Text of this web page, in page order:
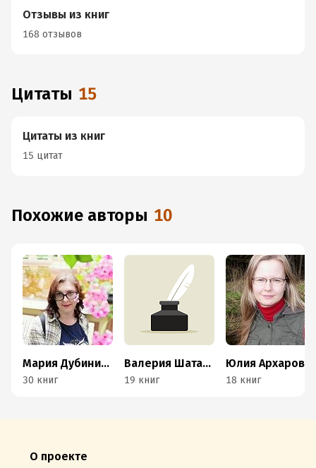
Отзывы из книг
168 отзывов
Цитаты 15
Цитаты из книг
15 цитат
Похожие авторы 10
Мария Дубинина
30 книг
Валерия Шаталова
19 книг
Юлия Архарова
18 книг
О проекте